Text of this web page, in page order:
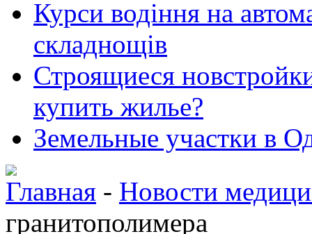
Курси водіння на
складнощів
Строящиеся
купить жилье?
Земельные участки в
Главная - Новости
гранитополимера